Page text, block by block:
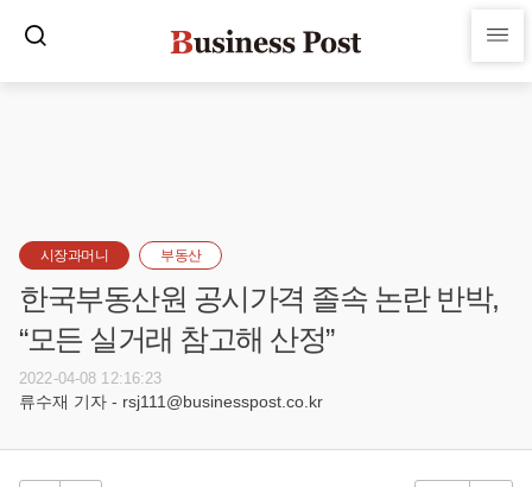
시장과머니 부동산
한국부동산원 공시가격 졸속 논란 반박,
“모든 실거래 참고해 산정”
2022-04-08 12:16:23
류수재 기자 - rsj111@businesspost.co.kr